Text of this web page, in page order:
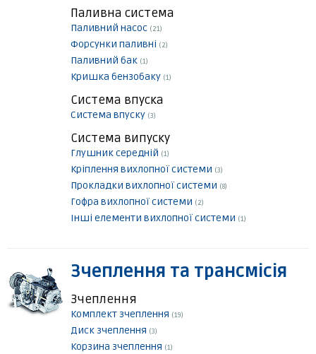
Паливна система
Паливний насос (21)
Форсунки паливні (2)
Паливний бак (1)
Кришка бензобаку (1)
Система впуска
Система впуску (3)
Система випуску
Глушник середній (1)
Кріплення вихлопної системи (3)
Прокладки вихлопної системи (8)
Гофра вихлопної системи (2)
Інші елементи вихлопної системи (1)
Зчеплення та трансмісія
Зчеплення
Комплект зчеплення (19)
Диск зчеплення (3)
Корзина зчеплення (1)